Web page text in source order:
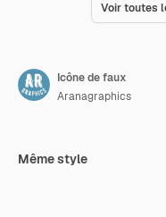
Voir toutes
Icône de faux
Aranagraphics
Même style